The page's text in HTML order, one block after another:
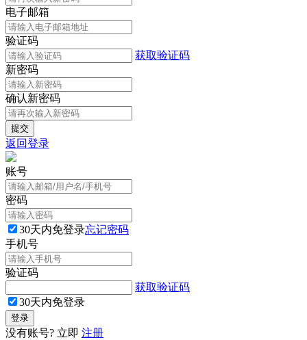
电子邮箱
验证码
获取验证码
新密码
确认新密码
返回登录
账号
密码
30天内免登录忘记密码
手机号
验证码
获取验证码
30天内免登录
没有账号? 立即 注册